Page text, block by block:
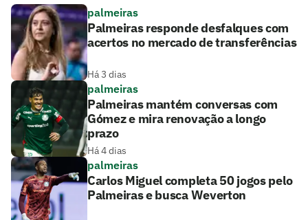
palmeiras
Palmeiras responde desfalques com
acertos no mercado de transferências
Há 3 dias
palmeiras
Palmeiras mantém conversas com
Gómez e mira renovação a longo
prazo
Há 4 dias
palmeiras
Carlos Miguel completa 50 jogos pelo
Palmeiras e busca Weverton